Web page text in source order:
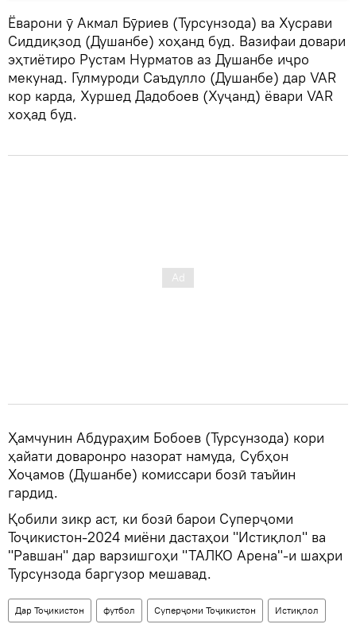
Ёварони ӯ Акмал Бӯриев (Турсунзода) ва Хусрави
Сиддиқзод (Душанбе) хоҳанд буд. Вазифаи довари
эҳтиётиро Рустам Нурматов аз Душанбе иҷро
мекунад. Гулмуроди Саъдулло (Душанбе) дар VAR
кор карда, Хуршед Дадобоев (Хуҷанд) ёвари VAR
хоҳад буд.
Ҳамчунин Абдураҳим Бобоев (Турсунзода) кори
ҳайати доваронро назорат намуда, Субҳон
Хоҷамов (Душанбе) комиссари бозӣ таъйин
гардид.
Қобили зикр аст, ки бозӣ барои Суперҷоми
Тоҷикистон-2024 миёни дастаҳои "Истиқлол" ва
"Равшан" дар варзишгоҳи "ТАЛКО Арена"-и шаҳри
Турсунзода баргузор мешавад.
Дар Тоҷикистон футбол Суперҷоми Тоҷикистон Истиқлол